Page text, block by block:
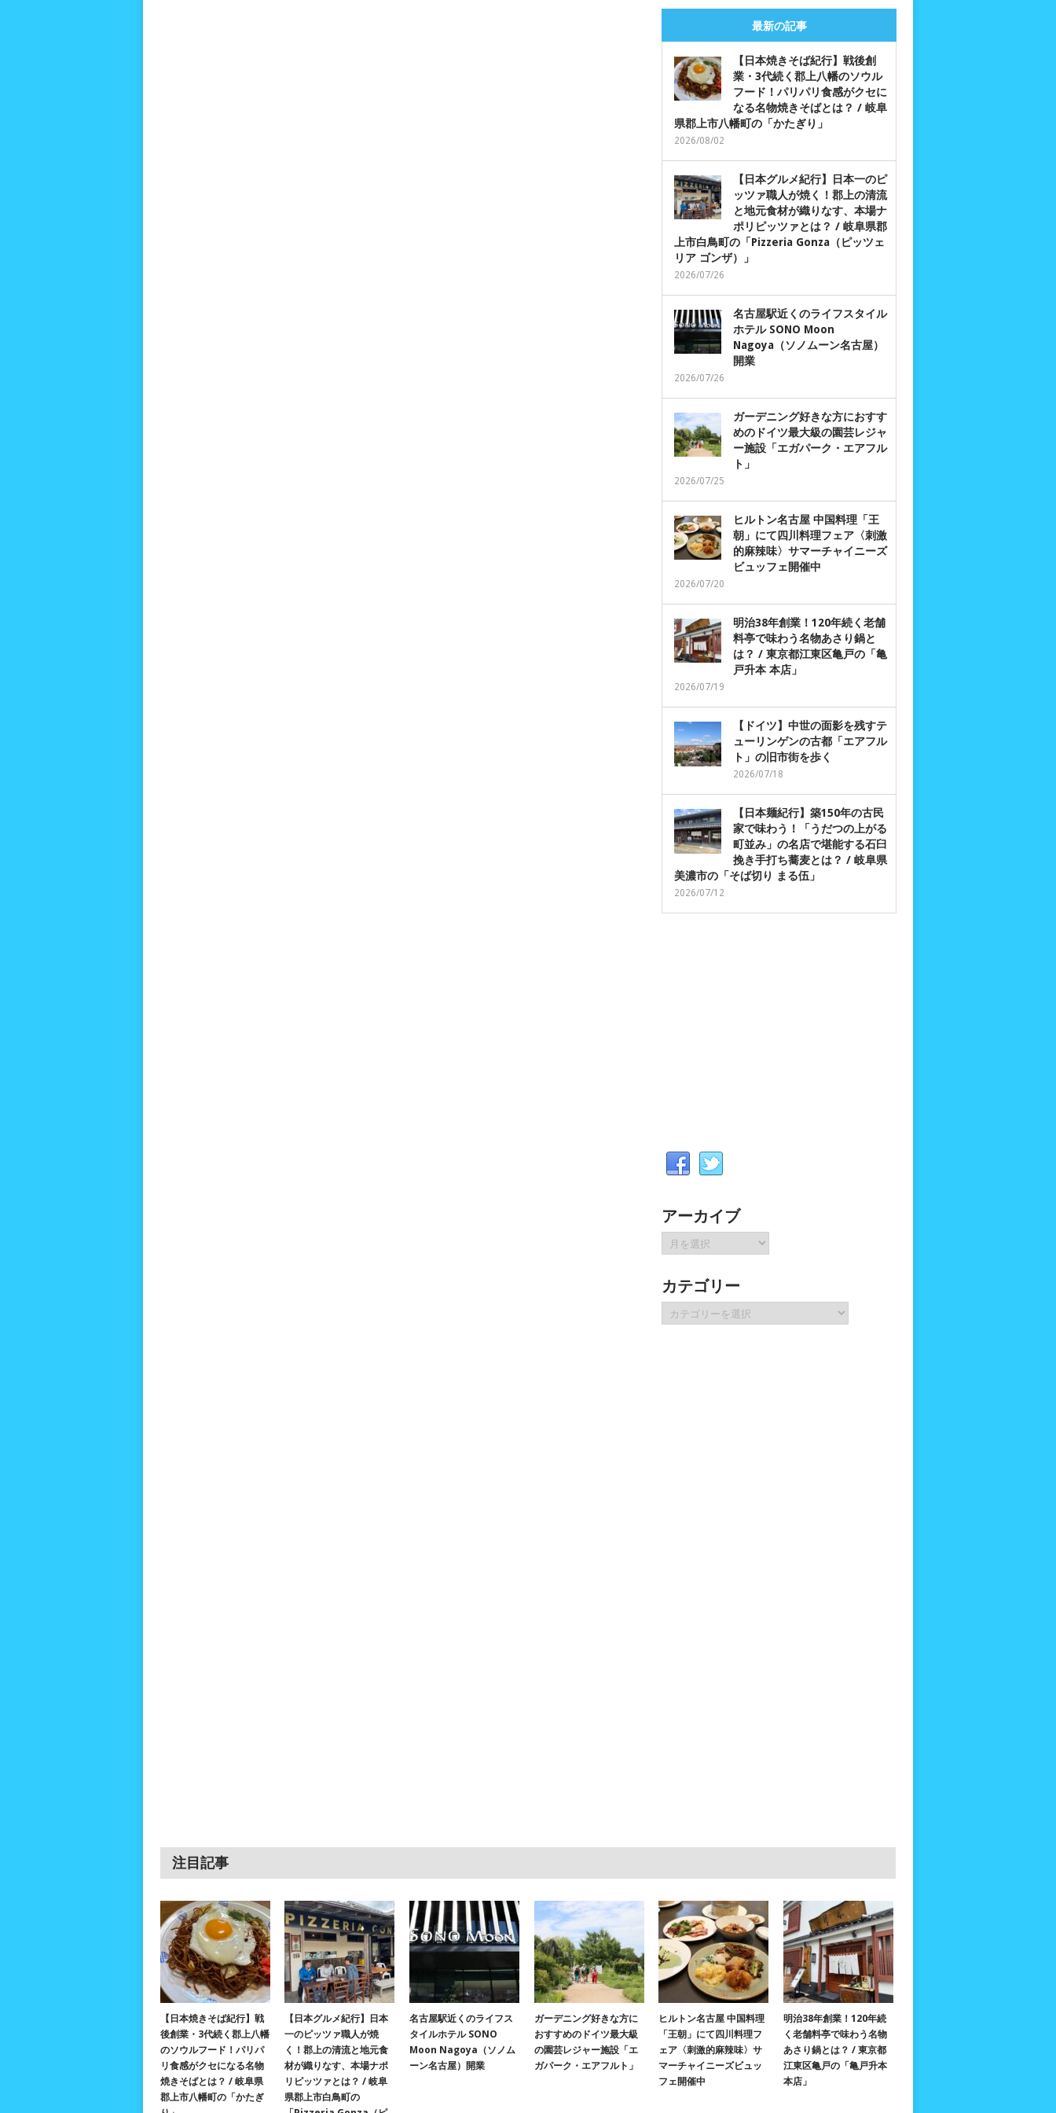
最新の記事
【日本焼きそば紀行】戦後創
業・3代続く郡上八幡のソウル
フード！パリパリ食感がクセに
なる名物焼きそばとは？ / 岐阜
県郡上市八幡町の「かたぎり」
2026/08/02
【日本グルメ紀行】日本一のピ
ッツァ職人が焼く！郡上の清流
と地元食材が織りなす、本場ナ
ポリピッツァとは？ / 岐阜県郡
上市白鳥町の「Pizzeria Gonza（ピッツェ
リア ゴンザ）」
2026/07/26
名古屋駅近くのライフスタイル
ホテル SONO Moon
Nagoya（ソノムーン名古屋）
開業
2026/07/26
ガーデニング好きな方におすす
めのドイツ最大級の園芸レジャ
ー施設「エガパーク・エアフル
ト」
2026/07/25
ヒルトン名古屋 中国料理「王
朝」にて四川料理フェア〈刺激
的麻辣味〉サマーチャイニーズ
ビュッフェ開催中
2026/07/20
明治38年創業！120年続く老舗
料亭で味わう名物あさり鍋と
は？ / 東京都江東区亀戸の「亀
戸升本 本店」
2026/07/19
【ドイツ】中世の面影を残すテ
ューリンゲンの古都「エアフル
ト」の旧市街を歩く
2026/07/18
【日本麺紀行】築150年の古民
家で味わう！「うだつの上がる
町並み」の名店で堪能する石臼
挽き手打ち蕎麦とは？ / 岐阜県
美濃市の「そば切り まる伍」
2026/07/12
アーカイブ
ア
ー
イ
ブ
カテゴリー
テ
注目記事
【日本焼きそば紀行】戦
後創業・3代続く郡上八幡
のソウルフード！パリパ
リ食感がクセになる名物
焼きそばとは？ / 岐阜県
郡上市八幡町の「かたぎ
【日本グルメ紀行】日本
一のピッツァ職人が焼
く！郡上の清流と地元食
材が織りなす、本場ナポ
リピッツァとは？ / 岐阜
県郡上市白鳥町の
名古屋駅近くのライフス
タイルホテル SONO
Moon Nagoya（ソノム
ーン名古屋）開業
ガーデニング好きな方に
おすすめのドイツ最大級
の園芸レジャー施設「エ
ガパーク・エアフルト」
ヒルトン名古屋 中国料理
「王朝」にて四川料理フ
ェア〈刺激的麻辣味〉サ
マーチャイニーズビュッ
フェ開催中
明治38年創業！120年続
く老舗料亭で味わう名物
あさり鍋とは？ / 東京都
江東区亀戸の「亀戸升本
本店」